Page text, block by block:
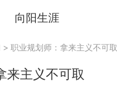
向阳生涯
>职业规划师：拿来主义不可取
来主义不可取